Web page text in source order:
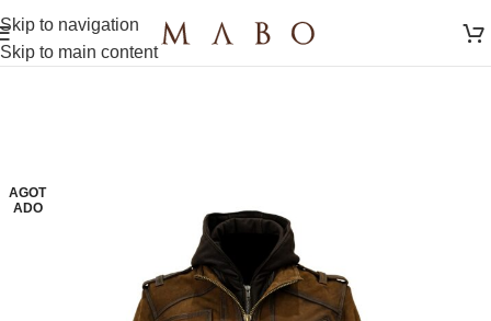
Skip to navigation
Skip to main content
AGOT
ADO